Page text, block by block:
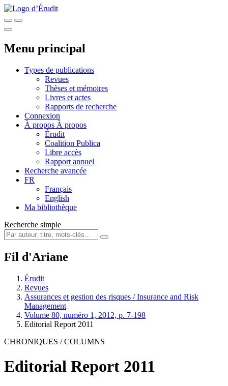
Menu principal
Types de publications
Revues
Thèses et mémoires
Livres et actes
Rapports de recherche
Connexion
À propos À propos
Érudit
Coalition Publica
Libre accès
Rapport annuel
Recherche avancée
FR
Français
English
Ma bibliothèque
Recherche simple
Fil d'Ariane
Érudit
Revues
Assurances et gestion des risques / Insurance and Risk
Management
Volume 80, numéro 1, 2012, p. 7-198
Editorial Report 2011
CHRONIQUES / COLUMNS
Editorial Report 2011